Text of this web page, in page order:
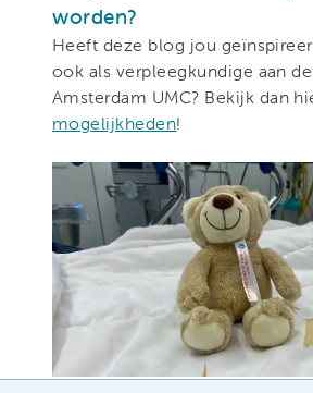
worden?
Heeft deze blog jou
ook als verpleegkundige aan
Amsterdam UMC? Bekijk dan
mogelijkheden!